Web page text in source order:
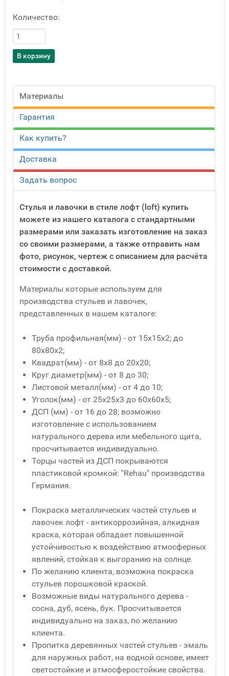
Количество:
Материалы
Гарантия
Как купить?
Доставка
Задать вопрос
Стулья и лавочки в стиле лофт (loft) купить
можете из нашего каталога с стандартными
размерами или заказать изготовление на заказ
со своими размерами, а также отправить нам
фото, рисунок, чертеж с описанием для расчёта
стоимости с доставкой.
Материалы которые используем для
производства стульев и лавочек,
представленных в нашем каталоге:
Труба профильная(мм) - от 15x15x2; до
80x80x2;
Квадрат(мм) - от 8x8 до 20x20;
Круг диаметр(мм) - от 8 до 30;
Листовой металл(мм) - от 4 до 10;
Уголок(мм) - от 25x25x3 до 60x60x5;
ДСП (мм) - от 16 до 28; возможно
изготовление с использованием
натурального дерева или мебельного щита,
просчитывается индивидуально.
Торцы частей из ДСП покрываются
пластиковой кромкой: "Rehau" производства
Германия.
Покраска металлических частей стульев и
лавочек лофт - антикоррозийная, алкидная
краска, которая обладает повышенной
устойчивостью к воздействию атмосферных
явлений, стойкая к выгоранию на солнце.
По желанию клиента, возможна покраска
стульев порошковой краской.
Возможные виды натурального дерева -
сосна, дуб, ясень, бук. Просчитывается
индивидуально на заказ, по желанию
клиента.
Пропитка деревянных частей стульев - эмаль
для наружных работ, на водной основе, имеет
светостойкие и атмосферостойкие свойства.